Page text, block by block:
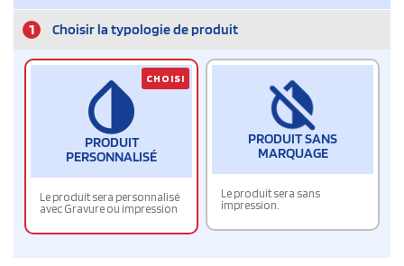
1 Choisir la typologie de produit
PRODUIT
PERSONNALISÉ
Le produit sera personnalisé
avec Gravure ou impression
CHOISI
PRODUIT SANS
MARQUAGE
Le produit sera sans
impression.